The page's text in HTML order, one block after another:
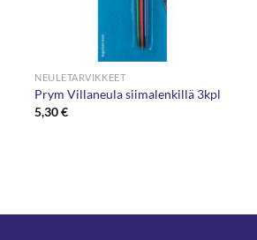
NEULETARVIKKEET
Prym Villaneula siimalenkillä 3kpl
5,30€